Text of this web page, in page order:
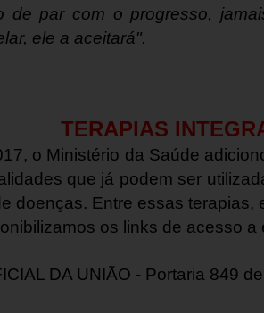
de par com o progresso,
ele a aceitará".
TERAPIAS
o Ministério da Saúde
que já podem ser
doenças. Entre essas
os links de acesso a
DA UNIÃO - Portaria 849